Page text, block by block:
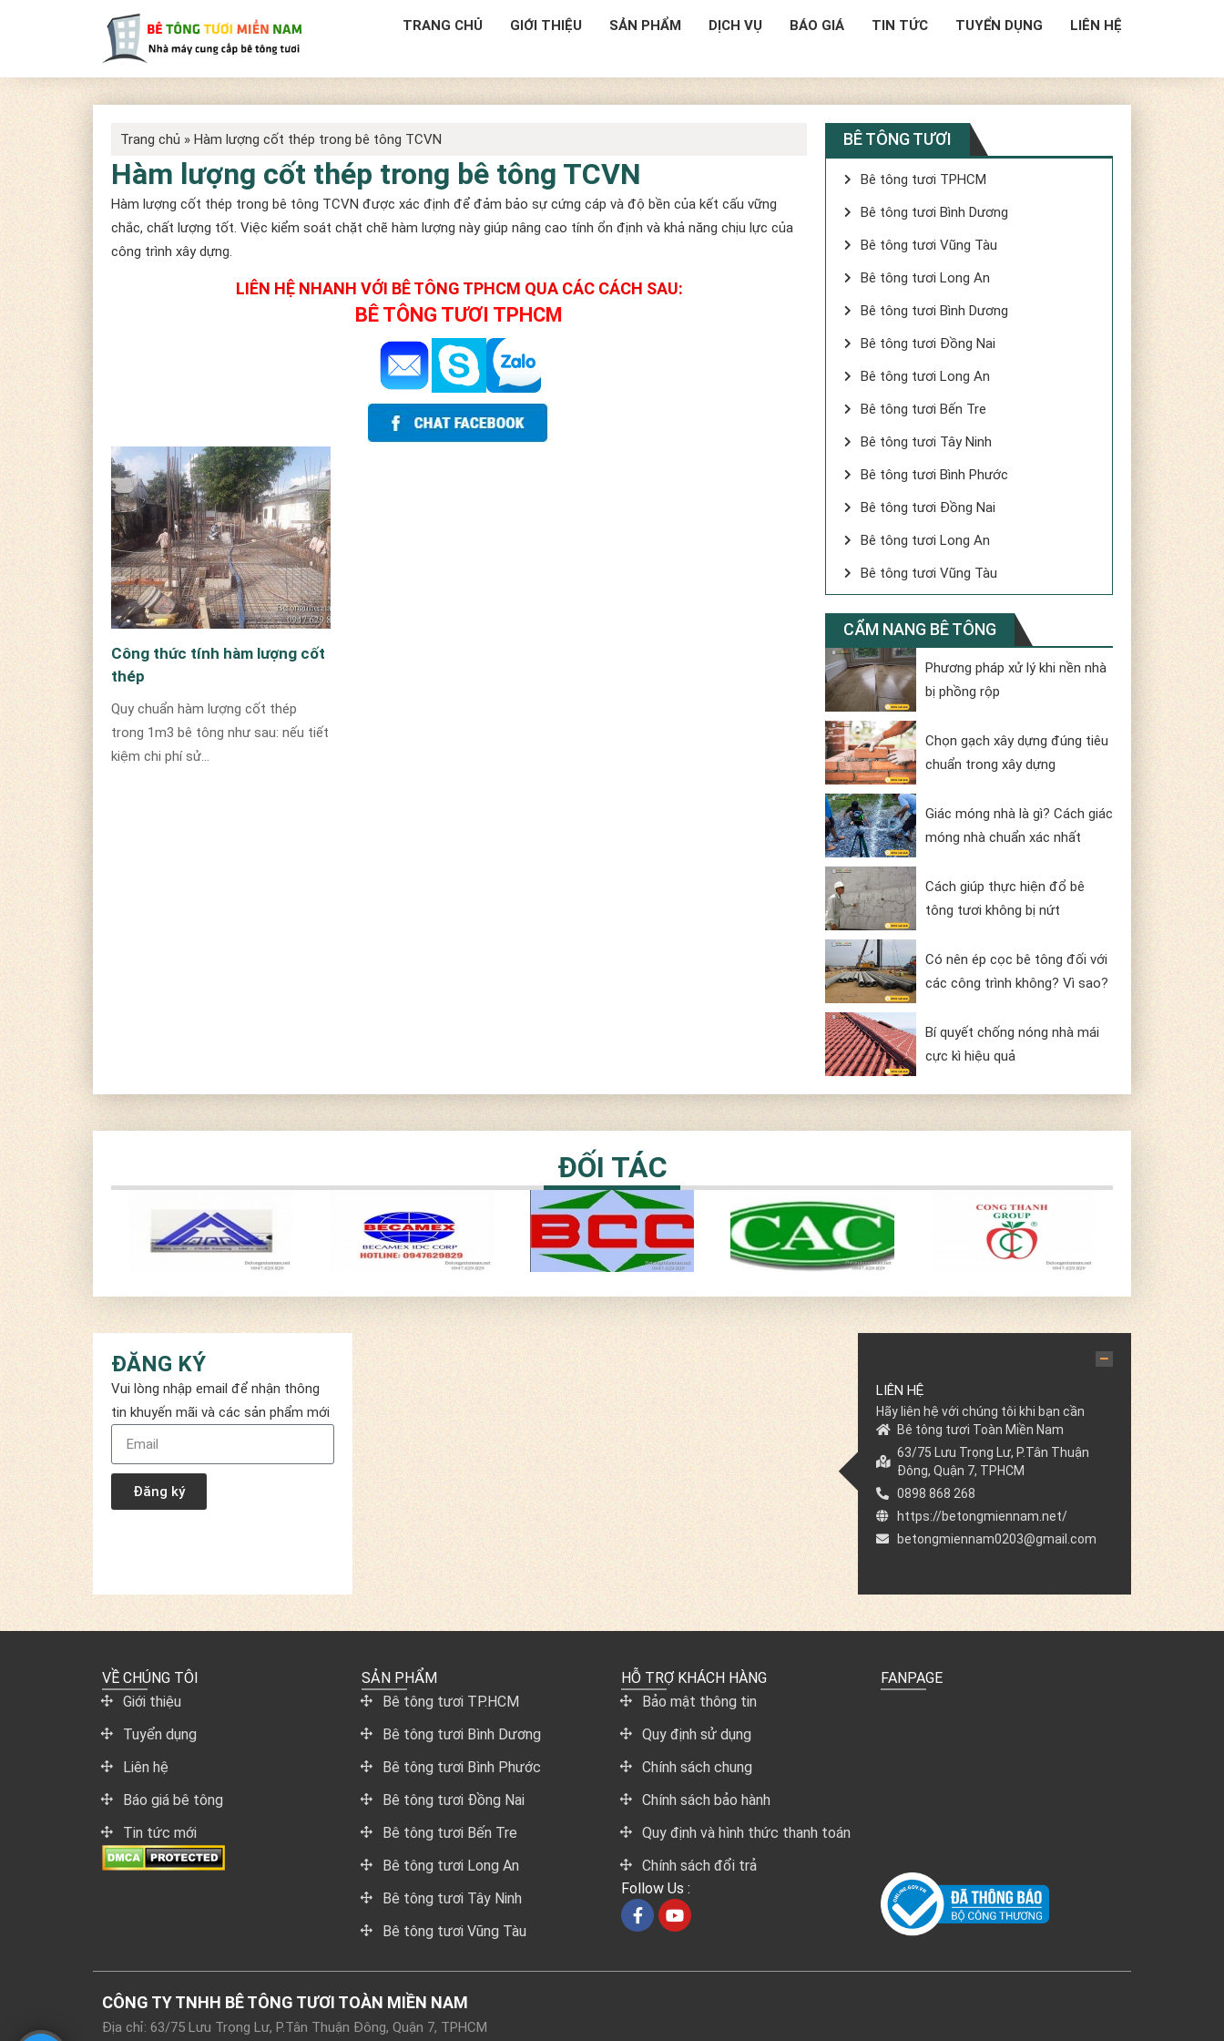
TRANG CHỦ GIỚI THIỆU SẢN PHẨM DỊCH VỤ BÁO GIÁ TIN TỨC TUYỂN DỤNG LIÊN HỆ
Trang chủ » Hàm lượng cốt thép trong bê tông TCVN
Hàm lượng cốt thép trong bê tông TCVN
Hàm lượng cốt thép trong bê tông TCVN được xác định để đảm bảo sự cứng cáp và độ bền của kết cấu vững
chắc, chất lượng tốt. Việc kiểm soát chặt chẽ hàm lượng này giúp nâng cao tính ổn định và khả năng chịu lực của
công trình xây dựng.
LIÊN HỆ NHANH VỚI BÊ TÔNG TPHCM QUA CÁC CÁCH SAU:
BÊ TÔNG TƯƠI TPHCM
Công thức tính hàm lượng cốt
thép
Quy chuẩn hàm lượng cốt thép
trong 1m3 bê tông như sau: nếu tiết
kiệm chi phí sử...
BÊ TÔNG TƯƠI
Bê tông tươi TPHCM
Bê tông tươi Bình Dương
Bê tông tươi Vũng Tàu
Bê tông tươi Long An
Bê tông tươi Bình Dương
Bê tông tươi Đồng Nai
Bê tông tươi Long An
Bê tông tươi Bến Tre
Bê tông tươi Tây Ninh
Bê tông tươi Bình Phước
Bê tông tươi Đồng Nai
Bê tông tươi Long An
Bê tông tươi Vũng Tàu
CẨM NANG BÊ TÔNG
Phương pháp xử lý khi nền nhà
bị phồng rộp
Chọn gạch xây dựng đúng tiêu
chuẩn trong xây dựng
Giác móng nhà là gì? Cách giác
móng nhà chuẩn xác nhất
Cách giúp thực hiện đổ bê
tông tươi không bị nứt
Có nên ép cọc bê tông đối với
các công trình không? Vì sao?
Bí quyết chống nóng nhà mái
cực kì hiệu quả
ĐỐI TÁC
ĐĂNG KÝ
Vui lòng nhập email để nhận thông
tin khuyến mãi và các sản phẩm mới
Đăng ký
LIÊN HỆ
Hãy liên hệ với chúng tôi khi bạn cần
Bê tông tươi Toàn Miền Nam
63/75 Lưu Trọng Lư, P.Tân Thuận
Đông, Quận 7, TPHCM
0898 868 268
https://betongmiennam.net/
betongmiennam0203@gmail.com
VỀ CHÚNG TÔI
Giới thiệu
Tuyển dụng
Liên hệ
Báo giá bê tông
Tin tức mới
SẢN PHẨM
Bê tông tươi TP.HCM
Bê tông tươi Bình Dương
Bê tông tươi Bình Phước
Bê tông tươi Đồng Nai
Bê tông tươi Bến Tre
Bê tông tươi Long An
Bê tông tươi Tây Ninh
Bê tông tươi Vũng Tàu
HỖ TRỢ KHÁCH HÀNG
Bảo mật thông tin
Quy định sử dụng
Chính sách chung
Chính sách bảo hành
Quy định và hình thức thanh toán
Chính sách đổi trả
Follow Us :
FANPAGE
CÔNG TY TNHH BÊ TÔNG TƯƠI TOÀN MIỀN NAM
Địa chỉ: 63/75 Lưu Trọng Lư, P.Tân Thuận Đông, Quận 7, TPHCM